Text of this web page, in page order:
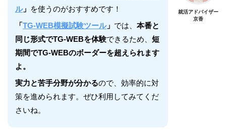
ル」 を使うのがおすすめです！
「TG-WEB模擬試験ツール」 では、 本番と
同じ形式でTG-WEBを体験できるため、 短
期間でTG-WEBのボーダーを超えられます
よ。
実力と苦手分野が分かるので、効率的に対
策を進められます。ぜひ利用してみてくだ
さいね。
就活アドバイザー
京香